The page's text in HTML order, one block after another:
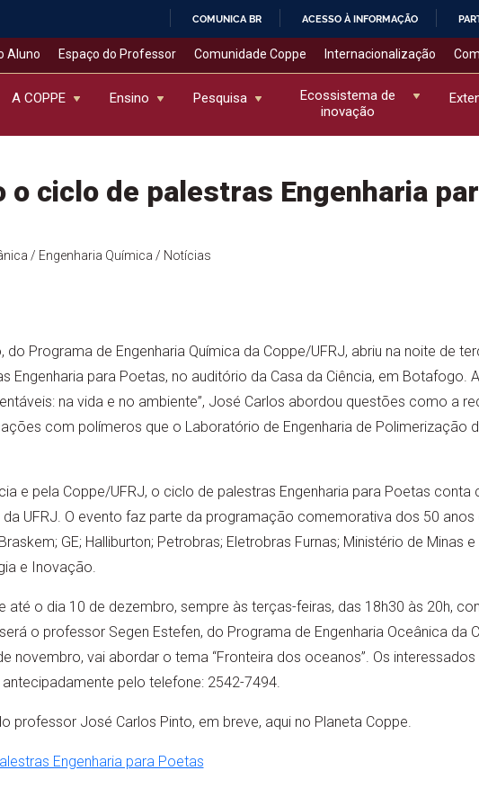
COMUNICA BR ACESSO À INFORMAÇÃO
Aluno Espaço do Professor Comunidade Coppe Internacionalização
A COPPE Ensino Pesquisa
Ecossistema de
inovação
o ciclo de palestras Engenharia
/ Engenharia Química / Notícias
Programa de Engenharia Química da Coppe/UFRJ, abriu na noite de
Engenharia para Poetas, no auditório da Casa da Ciência, em Botafogo.
na vida e no ambiente”, José Carlos abordou questões como a
com polímeros que o Laboratório de Engenharia de Polimerização
e pela Coppe/UFRJ, o ciclo de palestras Engenharia para Poetas
da UFRJ. O evento faz parte da programação comemorativa dos 50 anos
GE; Halliburton; Petrobras; Eletrobras Furnas; Ministério de Minas e
e Inovação.
até o dia 10 de dezembro, sempre às terças-feiras, das 18h30 às 20h,
o professor Segen Estefen, do Programa de Engenharia Oceânica da
novembro, vai abordar o tema “Fronteira dos oceanos”. Os interessados
pelo telefone: 2542-7494.
professor José Carlos Pinto, em breve, aqui no Planeta Coppe.
Engenharia para Poetas